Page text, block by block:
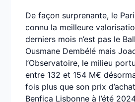
De façon surprenante, le
connu la meilleure
derniers mois n’est pas le
Ousmane Dembélé mais
l’Observatoire, le milieu
entre 132 et 154 M€
fois plus que son prix
Benfica Lisbonne à l’été